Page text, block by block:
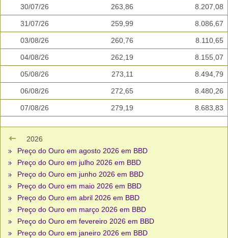
30/07/26 263,86 8.207,08
31/07/26 259,99 8.086,67
03/08/26 260,76 8.110,65
04/08/26 262,19 8.155,07
05/08/26 273,11 8.494,79
06/08/26 272,65 8.480,26
07/08/26 279,19 8.683,83
2026
Preço do Ouro em agosto 2026 em BBD
Preço do Ouro em julho 2026 em BBD
Preço do Ouro em junho 2026 em BBD
Preço do Ouro em maio 2026 em BBD
Preço do Ouro em abril 2026 em BBD
Preço do Ouro em março 2026 em BBD
Preço do Ouro em fevereiro 2026 em BBD
Preço do Ouro em janeiro 2026 em BBD